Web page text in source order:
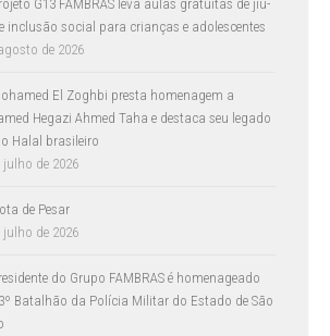
G13 FAMBRAS leva aulas gratuitas de jiu-
inclusão social para crianças e adolescentes
de 2026
El Zoghbi presta homenagem a
Hegazi Ahmed Taha e destaca seu legado
Halal brasileiro
julho de 2026
de Pesar
julho de 2026
do Grupo FAMBRAS é homenageado
Batalhão da Polícia Militar do Estado de São